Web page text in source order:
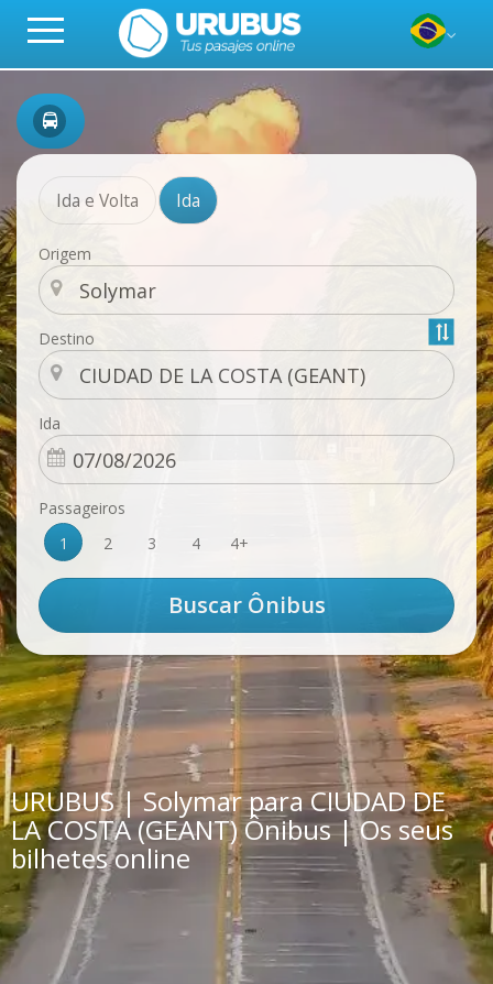
Ida e Volta Ida
Origem
Destino
Ida
Passageiros
1
2 3 4 4+
URUBUS | Solymar para CIUDAD DE
LA COSTA (GEANT) Ônibus | Os seus
bilhetes online